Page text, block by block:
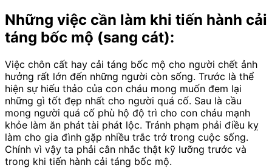
Những việc cần làm khi tiến hành cải
táng bốc mộ (sang cát):
Việc chôn cất hay cải táng bốc mộ cho người chết ảnh
hưởng rất lớn đến những người còn sống. Trước là thể
hiện sự hiếu thảo của con cháu mong muốn đem lại
những gì tốt đẹp nhất cho người quá cố. Sau là cầu
mong người quá cố phù hộ độ trì cho con cháu mạnh
khỏe làm ăn phát tài phát lộc. Tránh phạm phải điều kỵ
làm cho gia đình gặp nhiều trắc trở trong cuộc sống.
Chính vì vậy ta phải cân nhắc thật kỹ lưỡng trước và
trong khi tiến hành cải táng bốc mộ.